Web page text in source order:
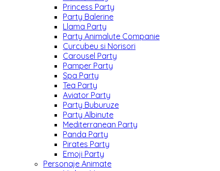
Princess Party
Party Balerine
Llama Party
Party Animalute Companie
Curcubeu si Norisori
Carousel Party
Pamper Party
Spa Party
Tea Party
Aviator Party
Party Buburuze
Party Albinute
Mediterranean Party
Panda Party
Pirates Party
Emoji Party
Personaje Animate